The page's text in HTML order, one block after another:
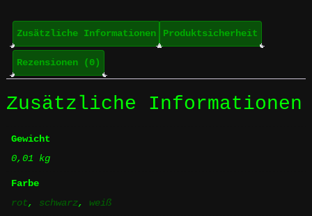
Menge
Zusätzliche Informationen Produktsicherheit
Rezensionen (0)
Zusätzliche Informationen
Gewicht
0,01 kg
Farbe
rot, schwarz, weiß